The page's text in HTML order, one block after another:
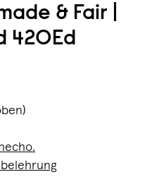
& Fair |
420Ed
hecho.